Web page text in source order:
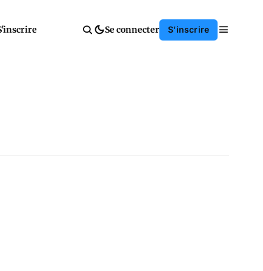
Se connecter S'inscrire